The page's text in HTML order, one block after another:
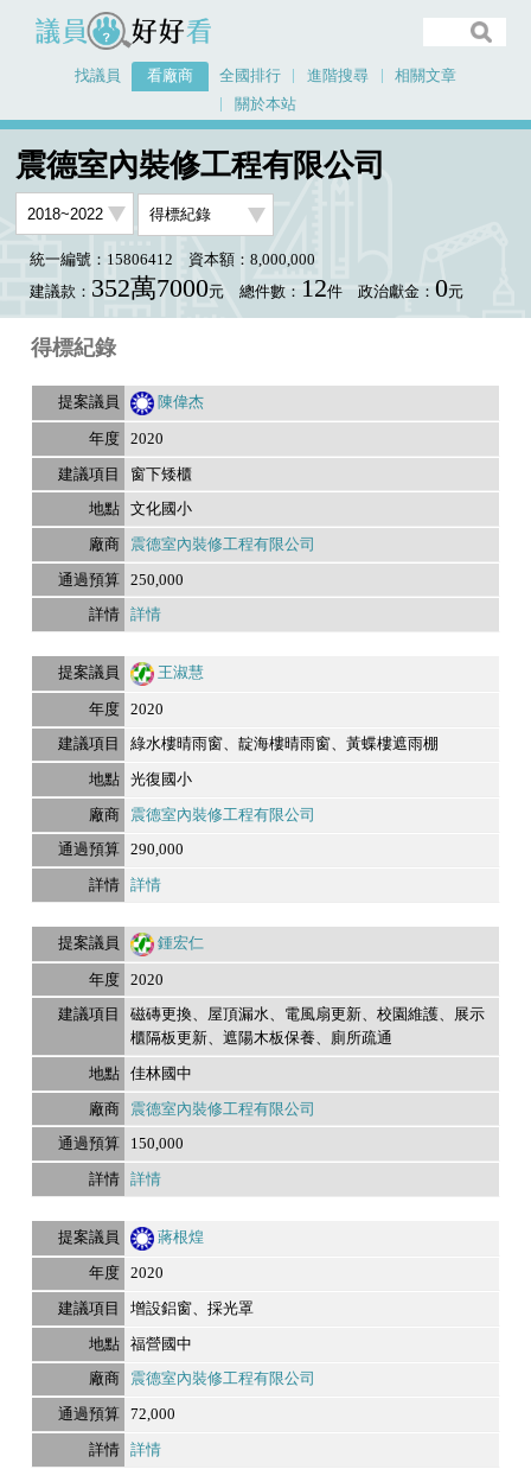
議員好好看
找議員 看廠商 全國排行 進階搜尋
相關文章
關於本站
看廠商
震德室內裝修工程有限公司
統一編號：15806412
資本額：8,000,000
建議款： 352萬7000元 總件數： 12件 政治獻金： 0元
得標紀錄
陳偉杰
2020
窗下矮櫃
文化國小
震德室內裝修工程有限公司
250,000
詳情
王淑慧
2020
綠水樓晴雨窗、靛海樓晴雨窗、黃蝶樓遮雨棚
光復國小
震德室內裝修工程有限公司
290,000
詳情
鍾宏仁
2020
磁磚更換、屋頂漏水、電風扇更新、校園維護、展示
櫃隔板更新、遮陽木板保養、廁所疏通
佳林國中
震德室內裝修工程有限公司
150,000
詳情
蔣根煌
2020
增設鋁窗、採光罩
福營國中
震德室內裝修工程有限公司
72,000
詳情